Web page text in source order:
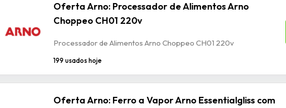
Oferta Arno: Processador de Alimentos Arno
Choppeo CH01 220v
Processador de Alimentos Arno Choppeo CH01 220v
199 usados hoje
Oferta Arno: Ferro a Vapor Arno Essentialgliss com